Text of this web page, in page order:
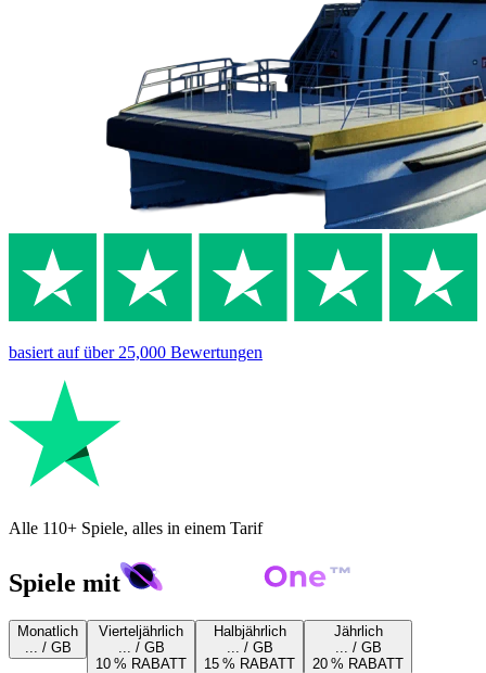
basiert aufüber 25,000 Bewertungen
Alle 110+ Spiele, alles in einem Tarif
Spiele mit
Monatlich
... / GB
Vierteljährlich
... / GB
10 % RABATT
Halbjährlich
... / GB
15 % RABATT
Jährlich
... / GB
20 % RABATT